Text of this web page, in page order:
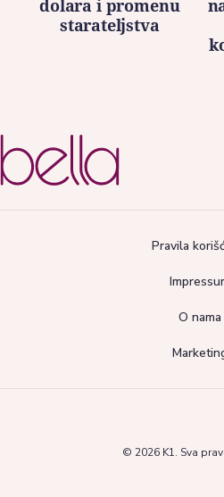
dolara i promenu
starateljstva
Pravila
O nama
© 2026 K1. Sva